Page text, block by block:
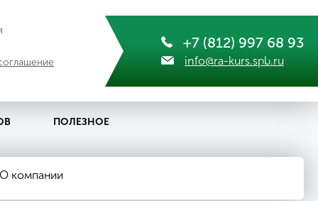
+7 (812) 997 68 93
info@ra-kurs.spb.ru
ПОЛЕЗНОЕ
О компании